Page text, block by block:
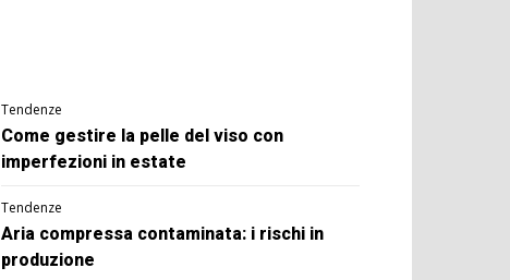
Tendenze
Come gestire la pelle del viso con
imperfezioni in estate
Tendenze
Aria compressa contaminata: i rischi in
produzione